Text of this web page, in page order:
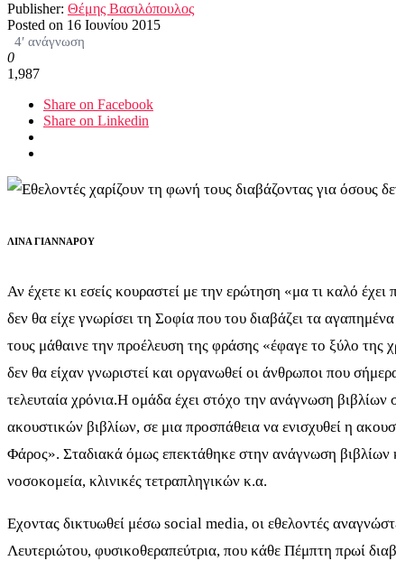
Publisher: Θέμης Βασιλόπουλος
Posted on 16 Ιουνίου 2015
4′ ανάγνωση
0
1,987
Share on Facebook
Share on Linkedin
ΛΙΝΑ ΓΙΑΝΝΑΡΟΥ
Αν έχετε κι εσείς κουραστεί με την ερώτηση «μα τι καλό
δεν θα είχε γνωρίσει τη Σοφία που του διαβάζει τα
τους μάθαινε την προέλευση της φράσης «έφαγε το ξύλο της
δεν θα είχαν γνωριστεί και οργανωθεί οι άνθρωποι που
τελευταία χρόνια.Η ομάδα έχει στόχο την ανάγνωση
ακουστικών βιβλίων, σε μια προσπάθεια να ενισχυθεί η
Φάρος». Σταδιακά όμως επεκτάθηκε στην ανάγνωση βιβλίων
νοσοκομεία, κλινικές τετραπληγικών κ.α.
Εχοντας δικτυωθεί μέσω social media, οι εθελοντές
Λευτεριώτου, φυσικοθεραπεύτρια, που κάθε Πέμπτη πρωί